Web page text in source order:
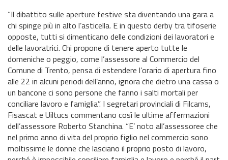
“Il dibattito sulle aperture festive sta diventando una gara a
chi spinge più in alto l’asticella. E in questo derby tra tifoserie
opposte, tutti si dimenticano delle condizioni dei lavoratori e
delle lavoratrici. Chi propone di tenere aperto tutte le
domeniche o peggio, come l’assessore al Commercio del
Comune di Trento, pensa di estendere l’orario di apertura fino
alle 22 in alcuni periodi dell’anno, ignora che dietro una cassa o
un bancone ci sono persone che fanno i salti mortali per
conciliare lavoro e famiglia”. I segretari provinciali di Filcams,
Fisascat e Uiltucs commentano così le ultime affermazioni
dell’assessore Roberto Stanchina. “E’ noto all’assessoree che
nel primo anno di vita del proprio figlio nel commercio sono
moltissime le donne che lasciano il proprio posto di lavoro,